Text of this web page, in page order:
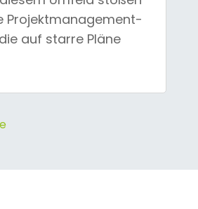
Projektmanagement-
auf starre Pläne